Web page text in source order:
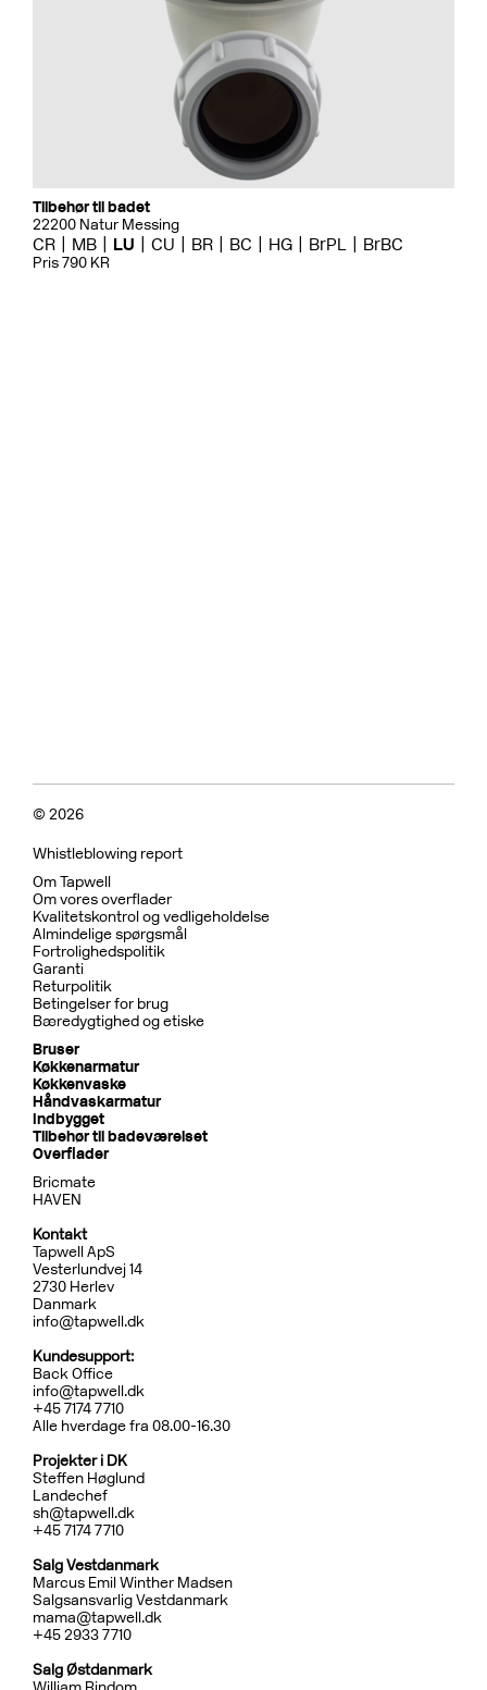
Tilbehør til badet
22200 Natur Messing
CR MB LU CU BR BC HG BrPL BrBC
Pris 790 KR
© 2026
Whistleblowing report
Om Tapwell
Om vores overflader
Kvalitetskontrol og vedligeholdelse
Almindelige spørgsmål
Fortrolighedspolitik
Garanti
Returpolitik
Betingelser for brug
Bæredygtighed og etiske
Bruser
Køkkenarmatur
Køkkenvaske
Håndvaskarmatur
Indbygget
Tilbehør til badeværelset
Overflader
Bricmate
HAVEN
Kontakt
Tapwell ApS
Vesterlundvej 14
2730 Herlev
Danmark
info@tapwell.dk
Kundesupport:
Back Office
info@tapwell.dk
+45 7174 7710
Alle hverdage fra 08.00-16.30
Projekter i DK
Steffen Høglund
Landechef
sh@tapwell.dk
+45 7174 7710
Salg Vestdanmark
Marcus Emil Winther Madsen
Salgsansvarlig Vestdanmark
mama@tapwell.dk
+45 2933 7710
SalgØstdanmark